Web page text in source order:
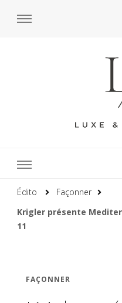
Édito
Façonner
Krigler présente
11
FAÇONNER